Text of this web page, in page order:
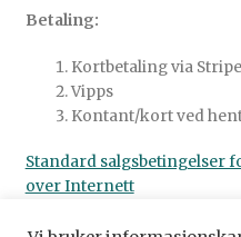
Betaling:
Kortbetaling via Stripe
Vipps
Kontant/kort ved
Standard salgsbetingelser
over Internett